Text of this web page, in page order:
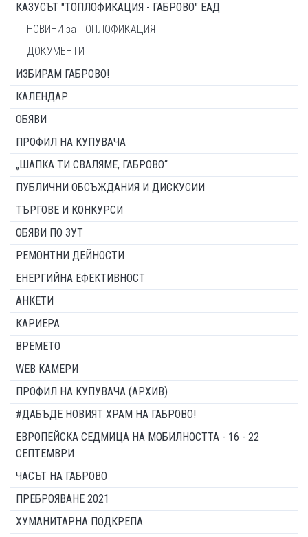
КАЗУСЪТ "ТОПЛОФИКАЦИЯ - ГАБРОВО" ЕАД
НОВИНИ за ТОПЛОФИКАЦИЯ
ДОКУМЕНТИ
ИЗБИРАМ ГАБРОВО!
КАЛЕНДАР
ОБЯВИ
ПРОФИЛ НА КУПУВАЧА
„ШАПКА ТИ СВАЛЯМЕ, ГАБРОВО“
ПУБЛИЧНИ ОБСЪЖДАНИЯ И ДИСКУСИИ
ТЪРГОВЕ И КОНКУРСИ
ОБЯВИ ПО ЗУТ
РЕМОНТНИ ДЕЙНОСТИ
ЕНЕРГИЙНА ЕФЕКТИВНОСТ
АНКЕТИ
КАРИЕРА
ВРЕМЕТО
WEB КАМЕРИ
ПРОФИЛ НА КУПУВАЧА (АРХИВ)
#ДАБЪДЕ НОВИЯТ ХРАМ НА ГАБРОВО!
ЕВРОПЕЙСКА СЕДМИЦА НА МОБИЛНОСТТА - 16 - 22
СЕПТЕМВРИ
ЧАСЪТ НА ГАБРОВО
ПРЕБРОЯВАНЕ 2021
ХУМАНИТАРНА ПОДКРЕПА